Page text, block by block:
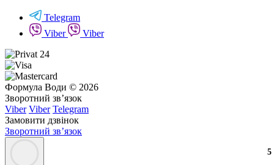
3
2
3
5
Telegram
Viber
Viber
Формула Води © 2026
Зворотний зв’язок
Viber Viber Telegram
Замовити дзвінок
Зворотний зв’язок